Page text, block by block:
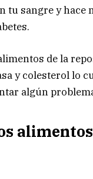
tu sangre y hace
de la
y colesterol lo
algún
alimentos